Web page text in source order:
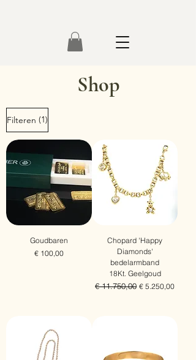
Shop
Filteren (1)
Goudbaren
Prijs
€ 100,00
Chopard 'Happy
Diamonds'
bedelarmband
18Kt. Geelgoud
Normale prijs
€ 11.750,00 Verkoopprijs
€ 5.250,00